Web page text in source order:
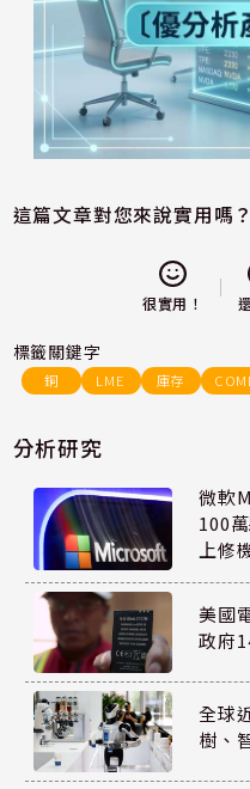
這篇文章對您來說實用嗎？
很實用！
標籤關鍵字
銅 LME 庫存
分析研究
微軟
100
上修
美國
政府
全球
樹、